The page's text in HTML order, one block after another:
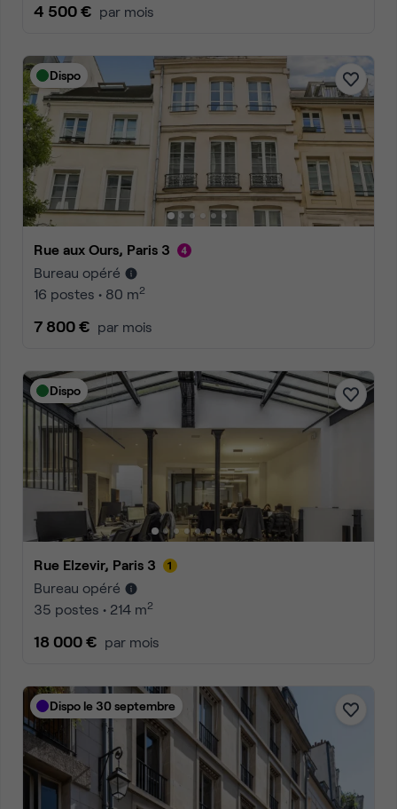
4 500 € par mois
Dispo
Rue aux Ours, Paris 3
Bureau opéré
16 postes • 80 m2
7 800 € par mois
Dispo
Rue Elzevir, Paris 3
Bureau opéré
35 postes • 214 m2
18 000 € par mois
Dispo le 30 septembre